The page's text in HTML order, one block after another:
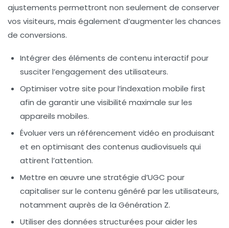
ajustements permettront non seulement de conserver
vos visiteurs, mais également d’augmenter les chances
de conversions.
Intégrer des éléments de contenu interactif pour
susciter l’engagement des utilisateurs.
Optimiser votre site pour l’indexation mobile first
afin de garantir une visibilité maximale sur les
appareils mobiles.
Évoluer vers un référencement vidéo en produisant
et en optimisant des contenus audiovisuels qui
attirent l’attention.
Mettre en œuvre une stratégie d’UGC pour
capitaliser sur le contenu généré par les utilisateurs,
notamment auprès de la Génération Z.
Utiliser des données structurées pour aider les